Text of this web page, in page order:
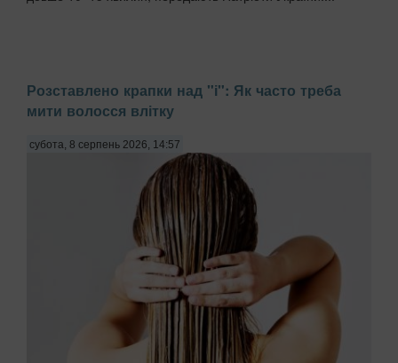
Розставлено крапки над "і": Як часто треба
мити волосся влітку
субота, 8 серпень 2026, 14:57